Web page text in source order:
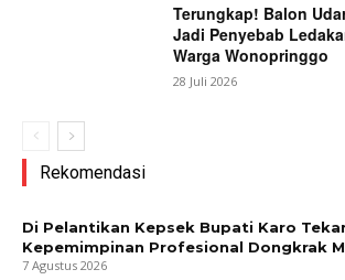
Terungkap! Balon
Jadi Penyebab
Warga Wonopringgo
28 Juli 2026
Rekomendasi
Di Pelantikan Kepsek Bupati Karo
Kepemimpinan Profesional Dongkrak
7 Agustus 2026